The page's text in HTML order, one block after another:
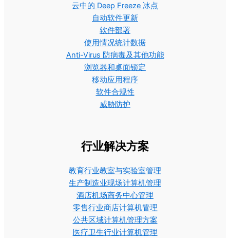
云中的 Deep Freeze 冰点
自动软件更新
软件部署
使用情况统计数据
Anti-Virus 防病毒及其他功能
浏览器和桌面锁定
移动应用程序
软件合规性
威胁防护
行业解决方案
教育行业教室与实验室管理
生产制造业现场计算机管理
酒店机场商务中心管理
零售行业商店计算机管理
公共区域计算机管理方案
医疗卫生行业计算机管理